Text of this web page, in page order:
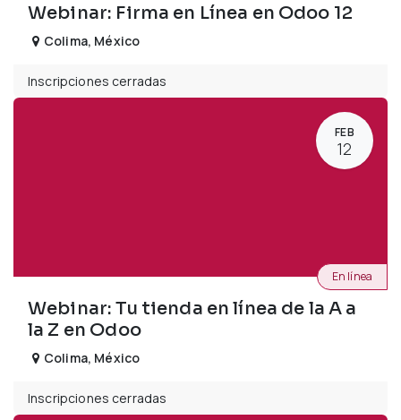
Webinar: Firma en Línea en Odoo 12
Colima, México
Inscripciones cerradas
FEB
12
Webinar: Tu tienda en línea de la A a
la Z en Odoo
En línea
Colima, México
Inscripciones cerradas